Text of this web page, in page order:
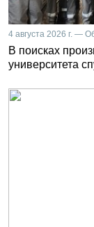
4 августа 2026 г. —
В поисках
университета